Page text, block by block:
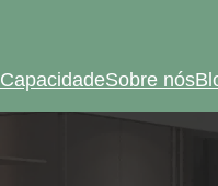
CapacidadeSobre nós